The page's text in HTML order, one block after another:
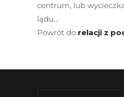
centrum, lub
lądu…
Powrót do relacji z